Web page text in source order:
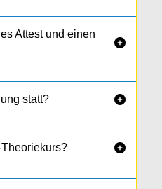
Attest und einen

statt? 
